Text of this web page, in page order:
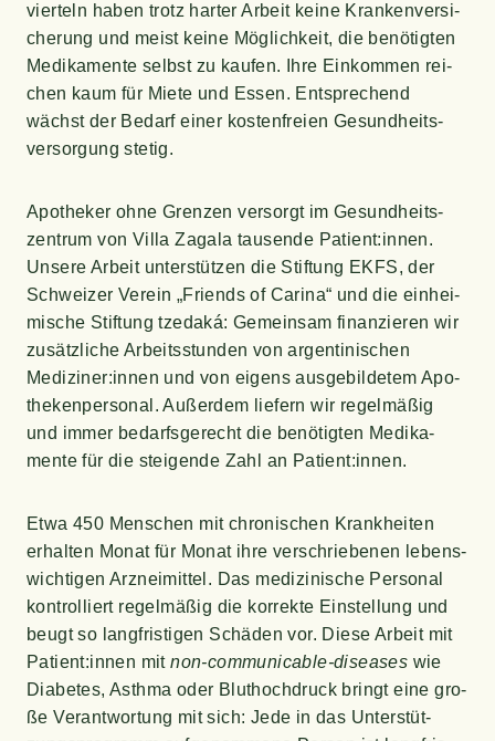
vier­teln haben trotz har­ter Arbeit kei­ne Kran­ken­ver­si­
che­rung und meist kei­ne Mög­lich­keit, die benö­tig­ten
Medi­ka­men­te selbst zu kau­fen. Ihre Ein­kom­men rei­
chen kaum für Mie­te und Essen. Ent­spre­chend
wächst der Bedarf einer kos­ten­frei­en Gesund­heits­
ver­sor­gung stetig.
Apo­the­ker ohne Gren­zen ver­sorgt im Gesund­heits­
zen­trum von Vil­la Zaga­la tau­sen­de Patient:innen.
Unse­re Arbeit unter­stüt­zen die Stif­tung EKFS, der
Schwei­zer Ver­ein „Fri­ends of Cari­na“ und die ein­hei­
mi­sche Stif­tung tze­daká: Gemein­sam finan­zie­ren wir
zusätz­li­che Arbeits­stun­den von argen­ti­ni­schen
Mediziner:innen und von eigens aus­ge­bil­de­tem Apo­
the­ken­per­so­nal. Außer­dem lie­fern wir regel­mä­ßig
und immer bedarfs­ge­recht die benö­tig­ten Medi­ka­
men­te für die stei­gen­de Zahl an Patient:innen.
Etwa 450 Men­schen mit chro­ni­schen Krank­hei­ten
erhal­ten Monat für Monat ihre ver­schrie­be­nen lebens­
wich­ti­gen Arz­nei­mit­tel. Das medi­zi­ni­sche Per­so­nal
kon­trol­liert regel­mä­ßig die kor­rek­te Ein­stel­lung und
beugt so lang­fris­ti­gen Schä­den vor. Die­se Arbeit mit
Patient:innen mitnon-com­mu­ni­ca­ble-dise­a­ses wie
Dia­be­tes, Asth­ma oder Blut­hoch­druck bringt eine gro­
ße Ver­ant­wor­tung mit sich: Jede in das Unter­stüt­